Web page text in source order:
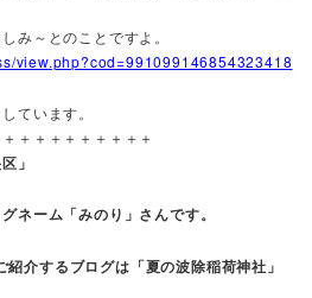
み～とのことですよ。
view.php?cod=991099146854323418
ています。
＋＋＋＋＋＋＋＋＋
」
ネーム「みのり」さんです。
紹介するブログは「夏の波除稲荷神社」